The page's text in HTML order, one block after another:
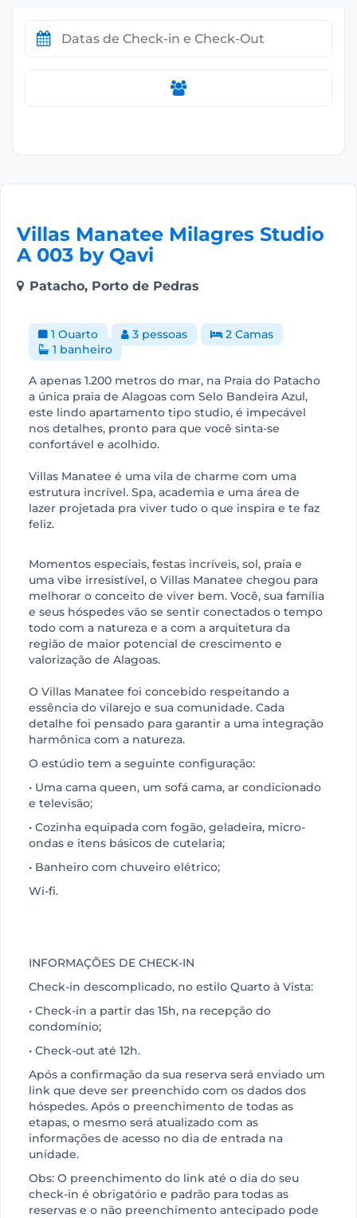
Villas Manatee Milagres Studio
A 003 by Qavi
Patacho, Porto de Pedras
1 Quarto 3 pessoas
2 Camas
1 banheiro
A apenas 1.200 metros do mar, na Praia do Patacho
a única praia de Alagoas com Selo Bandeira Azul,
este lindo apartamento tipo studio, é impecável
nos detalhes, pronto para que você sinta-se
confortável e acolhido.
Villas Manatee é uma vila de charme com uma
estrutura incrível. Spa, academia e uma área de
lazer projetada pra viver tudo o que inspira e te faz
feliz.
Momentos especiais, festas incríveis, sol, praia e
uma vibe irresistível, o Villas Manatee chegou para
melhorar o conceito de viver bem. Você, sua família
e seus hóspedes vão se sentir conectados o tempo
todo com a natureza e a com a arquitetura da
região de maior potencial de crescimento e
valorização de Alagoas.
O Villas Manatee foi concebido respeitando a
essência do vilarejo e sua comunidade. Cada
detalhe foi pensado para garantir a uma integração
harmônica com a natureza.
O estúdio tem a seguinte configuração:
• Uma cama queen, um sofá cama, ar condicionado
e televisão;
• Cozinha equipada com fogão, geladeira, micro-
ondas e itens básicos de cutelaria;
• Banheiro com chuveiro elétrico;
Wi-fi.
INFORMAÇÕES DE CHECK-IN
Check-in descomplicado, no estilo Quarto à Vista:
• Check-in a partir das 15h, na recepção do
condomínio;
• Check-out até 12h.
Após a confirmação da sua reserva será enviado um
link que deve ser preenchido com os dados dos
hóspedes. Após o preenchimento de todas as
etapas, o mesmo será atualizado com as
informações de acesso no dia de entrada na
unidade.
Obs: O preenchimento do link até o dia do seu
check-in é obrigatório e padrão para todas as
reservas e o não preenchimento antecipado pode